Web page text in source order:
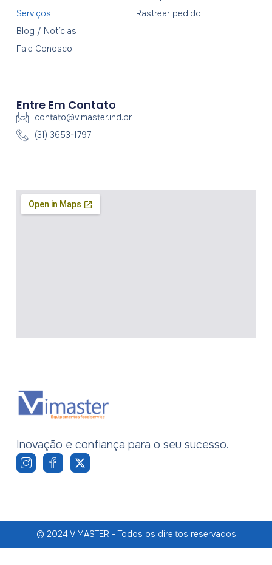
Inovação e confiança para o seu sucesso.
Serviços
Blog / Notícias
Fale Conosco
Rastrear pedido
Entre Em Contato
contato@vimaster.ind.br
(31) 3653-1797
© 2024 VIMASTER - Todos os direitos reservados